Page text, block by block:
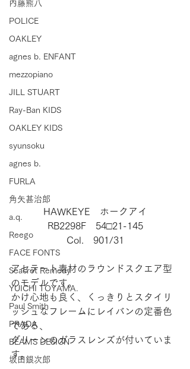
内藤熊八
POLICE
OAKLEY
agnes b. ENFANT
mezzopiano
JILL STUART
Ray-Ban KIDS
OAKLEY KIDS
syunsoku
agnes b.
FURLA
角矢甚治郎
a.q.
Reego
FACE FONTS
Seacret Remedy
YUICHI TOYAMA.
Paul Smith
PRADA
BEAMS DESIGN
坂田銀次郎
HAWKEYE　ホークアイ
RB2298F　54□21-145
Col.　901/31
アセテート素材のラウンドスクエア型
のモデルです。
かけ心地も良く、くっきりとスタイリ
ッシュなフレームにレイバンの定番色
である、
グリーンのガラスレンズが付いていま
す。